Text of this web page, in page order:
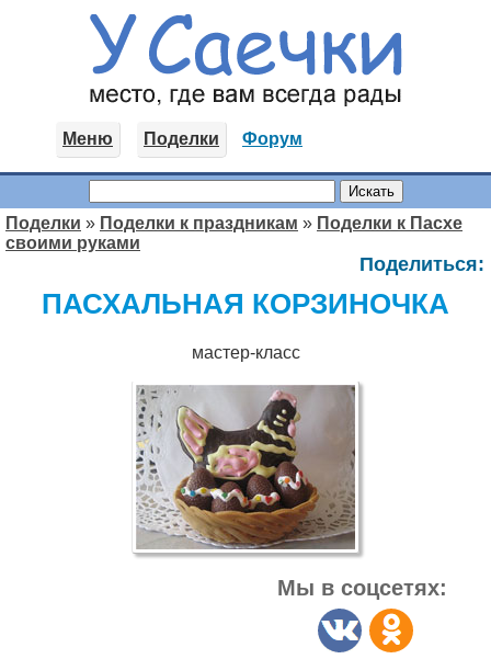
Меню Поделки Форум
Поделки » Поделки к праздникам » Поделки к Пасхе
своими руками
Поделиться:
ПАСХАЛЬНАЯ КОРЗИНОЧКА
мастер-класс
Мы в соцсетях: